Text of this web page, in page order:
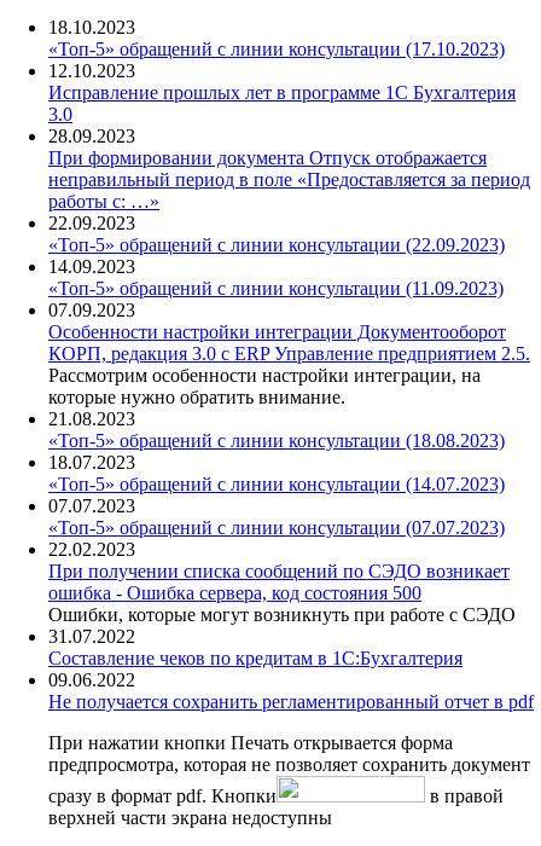
18.10.2023
«Топ-5» обращений с линии консультации (17.10.2023)
12.10.2023
Исправление прошлых лет в программе 1С Бухгалтерия
3.0
28.09.2023
При формировании документа Отпуск отображается
неправильный период в поле «Предоставляется за период
работы с: …»
22.09.2023
«Топ-5» обращений с линии консультации (22.09.2023)
14.09.2023
«Топ-5» обращений с линии консультации (11.09.2023)
07.09.2023
Особенности настройки интеграции Документооборот
КОРП, редакция 3.0 с ERP Управление предприятием 2.5.
Рассмотрим особенности настройки интеграции, на
которые нужно обратить внимание.
21.08.2023
«Топ-5» обращений с линии консультации (18.08.2023)
18.07.2023
«Топ-5» обращений с линии консультации (14.07.2023)
07.07.2023
«Топ-5» обращений с линии консультации (07.07.2023)
22.02.2023
При получении списка сообщений по СЭДО возникает
ошибка - Ошибка сервера, код состояния 500
Ошибки, которые могут возникнуть при работе с СЭДО
31.07.2022
Составление чеков по кредитам в 1С:Бухгалтерия
09.06.2022
Не получается сохранить регламентированный отчет в pdf
При нажатии кнопки Печать открывается форма
предпросмотра, которая не позволяет сохранить документ
сразу в формат pdf. Кнопки
в правой
верхней части экрана недоступны